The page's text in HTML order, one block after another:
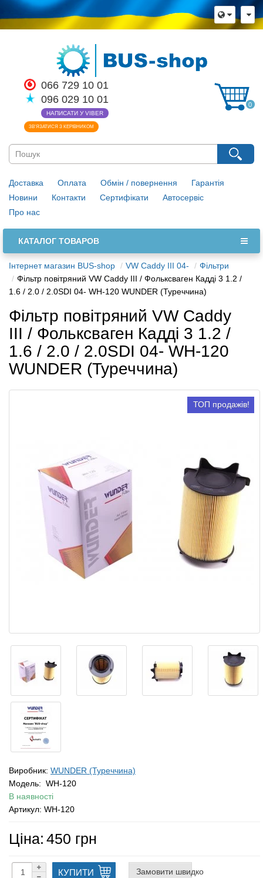
066 729 10 01
096 029 10 01
НАПИСАТИ У VIBER
ЗВ’ЯЗАТИСЯ З КЕРІВНИКОМ
0
Доставка Оплата Обмін / повернення
Гарантія
Новини
Контакти Сертифікати
Автосервіс
Про нас
КАТАЛОГ ТОВАРОВ
Інтернет магазин BUS-shop VW Caddy III 04-
Фільтри
Фільтр повітряний VW Caddy III / Фольксваген Кадді 3 1.2 /
1.6 / 2.0 / 2.0SDI 04- WH-120 WUNDER (Туреччина)
Фільтр повітряний VW Caddy
III / Фольксваген Кадді 3 1.2 /
1.6 / 2.0 / 2.0SDI 04- WH-120
WUNDER (Туреччина)
ТОП продажів!
Виробник: WUNDER (Туреччина)
Модель: WH-120
В наявності
Артикул: WH-120
Ціна: 450 грн
КУПИТИ Замовити швидко